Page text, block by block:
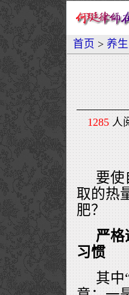
首页 > 养
1285人
要使
取的热
肥？
严格
习惯
其中